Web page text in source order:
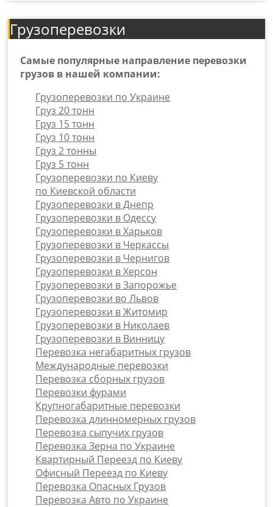
Грузоперевозки
Самые популярные направление перевозки
грузов в нашей компании:
Грузоперевозки по Украине
Груз 20 тонн
Груз 15 тонн
Груз 10 тонн
Груз 2 тонны
Груз 5 тонн
Грузоперевозки по Киеву
по Киевской области
Грузоперевозки в Днепр
Грузоперевозки в Одессу
Грузоперевозки в Харьков
Грузоперевозки в Черкассы
Грузоперевозки в Чернигов
Грузоперевозки в Херсон
Грузоперевозки в Запорожье
Грузоперевозки во Львов
Грузоперевозки в Житомир
Грузоперевозки в Николаев
Грузоперевозки в Винницу
Перевозка негабаритных грузов
Международные перевозки
Перевозка сборных грузов
Перевозки фурами
Крупногабаритные перевозки
Перевозка длинномерных грузов
Перевозка сыпучих грузов
Перевозка Зерна по Украине
Квартирный Переезд по Киеву
Офисный Переезд по Киеву
Перевозка Опасных Грузов
Перевозка Авто по Украине